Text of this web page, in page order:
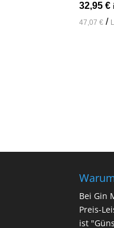
32,95€
47,07€ /
Bei Gin
Preis-
ist